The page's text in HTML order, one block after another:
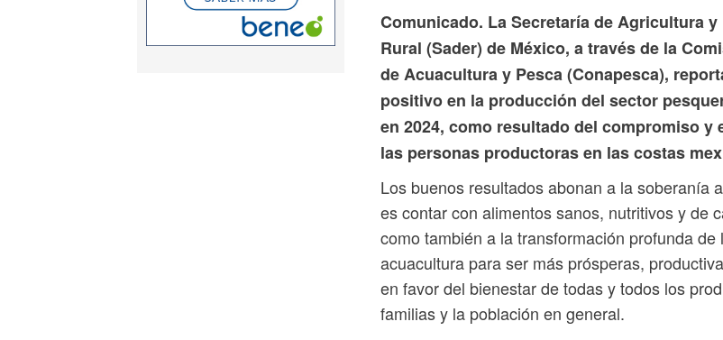
Comunicado. La Secretaría de Agricultura
Rural (Sader) de México, a través de la
de Acuacultura y Pesca (Conapesca),
positivo en la producción del sector
en 2024, como resultado del compromiso y
las personas productoras en las costas
Los buenos resultados abonan a la soberanía
es contar con alimentos sanos, nutritivos y de
como también a la transformación profunda de
acuacultura para ser más prósperas,
en favor del bienestar de todas y todos los
familias y la población en general.